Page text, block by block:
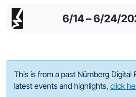
6/14 – 6/24/
Program - 2024
This is from a past Nürnberg Digital
latest events and highlights, click